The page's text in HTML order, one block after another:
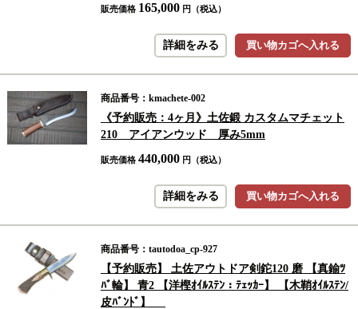
販売価格 165,000 円（税込）
買い物カゴへ入れる
詳細をみる
商品番号：kmachete-002
《予約販売：4ヶ月》土佐鍛 カスタムマチェット
210 アイアンウッド 厚み5mm
販売価格 440,000 円（税込）
買い物カゴへ入れる
詳細をみる
商品番号：tautodoa_cp-927
【予約販売】 土佐アウトドア剣鉈120 磨 【真鍮ﾂ
ﾊﾞ輪】 青2 【洋樫ｵｲﾙｽﾃﾝ：ﾃｪｯｶｰ】 【木鞘ｵｲﾙｽﾃﾝ/
皮ﾊﾞﾝﾄﾞ】